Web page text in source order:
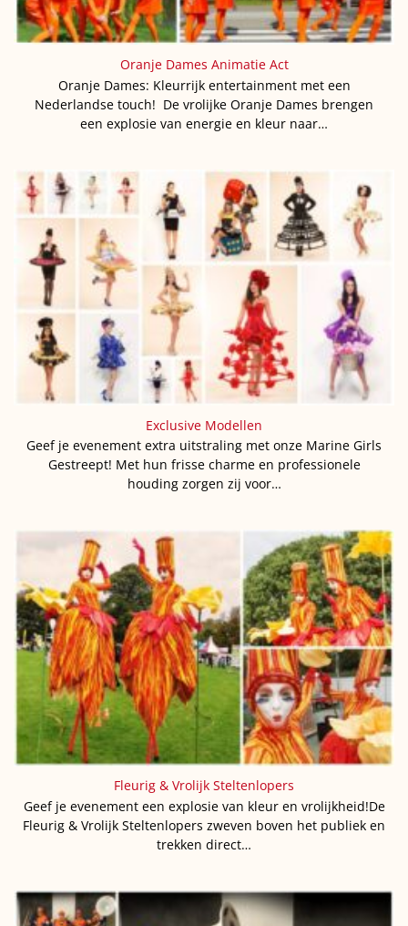
Oranje Dames Animatie Act
Oranje Dames: Kleurrijk entertainment met een
Nederlandse touch! De vrolijke Oranje Dames brengen
een explosie van energie en kleur naar…
Exclusive Modellen
Geef je evenement extra uitstraling met onze Marine Girls
Gestreept! Met hun frisse charme en professionele
houding zorgen zij voor…
Fleurig & Vrolijk Steltenlopers
Geef je evenement een explosie van kleur en vrolijkheid!De
Fleurig & Vrolijk Steltenlopers zweven boven het publiek en
trekken direct…